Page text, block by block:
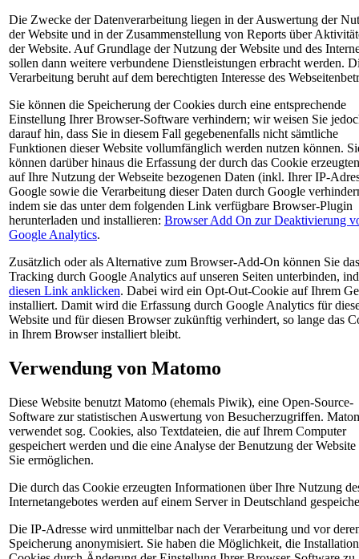
Die Zwecke der Datenverarbeitung liegen in der Auswertung der
der Website und in der Zusammenstellung von Reports über
der Website. Auf Grundlage der Nutzung der Website und des
sollen dann weitere verbundene Dienstleistungen erbracht werden.
Verarbeitung beruht auf dem berechtigten Interesse des
Sie können die Speicherung der Cookies durch eine entsprechende
Einstellung Ihrer Browser-Software verhindern; wir weisen Sie
darauf hin, dass Sie in diesem Fall gegebenenfalls nicht sämtliche
Funktionen dieser Website vollumfänglich werden nutzen können.
können darüber hinaus die Erfassung der durch das Cookie
auf Ihre Nutzung der Webseite bezogenen Daten (inkl. Ihrer IP-
Google sowie die Verarbeitung dieser Daten durch Google
indem sie das unter dem folgenden Link verfügbare Browser-Plugin
herunterladen und installieren: Browser Add On zur Deaktivierung
Google Analytics.
Zusätzlich oder als Alternative zum Browser-Add-On können Sie das
Tracking durch Google Analytics auf unseren Seiten unterbinden,
diesen Link anklicken. Dabei wird ein Opt-Out-Cookie auf Ihrem
installiert. Damit wird die Erfassung durch Google Analytics für
Website und für diesen Browser zukünftig verhindert, so lange das
in Ihrem Browser installiert bleibt.
Verwendung von Matomo
Diese Website benutzt Matomo (ehemals Piwik), eine Open-Source-
Software zur statistischen Auswertung von Besucherzugriffen.
verwendet sog. Cookies, also Textdateien, die auf Ihrem Computer
gespeichert werden und die eine Analyse der Benutzung der
Sie ermöglichen.
Die durch das Cookie erzeugten Informationen über Ihre Nutzung
Internetangebotes werden auf einem Server in Deutschland
Die IP-Adresse wird unmittelbar nach der Verarbeitung und vor
Speicherung anonymisiert. Sie haben die Möglichkeit, die